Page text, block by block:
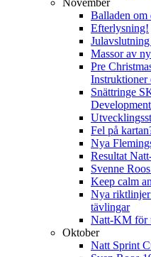
November
Balladen om
Efterlysning!
Massor av
Pre
Instruktioner
Snättringe
Fel på
Nya
Resultat
Svenne
Keep calm
Nya riktlinjer
tävlingar
Natt-KM för
Oktober
Natt Sprint